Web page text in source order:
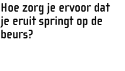
Hoe zorg je ervoor dat
je eruit springt op de
beurs?